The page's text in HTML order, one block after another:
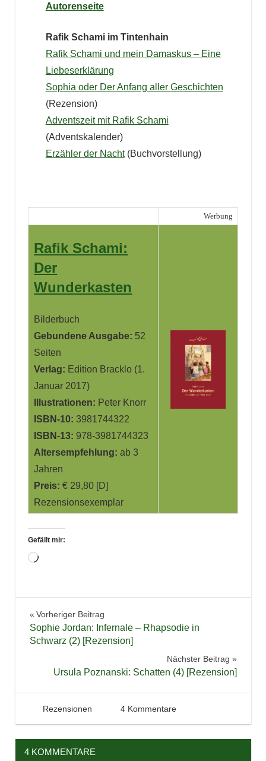
Autorenseite
Rafik Schami im Tintenhain
Rafik Schami und mein Damaskus – Eine
Liebeserklärung
Sophia oder Der Anfang aller Geschichten
(Rezension)
Adventszeit mit Rafik Schami
(Adventskalender)
Erzähler der Nacht(Buchvorstellung)
Werbung
Rafik Schami:
Der
Wunderkasten
Bilderbuch
Gebundene Ausgabe: 52
Seiten
Verlag: Edition Bracklo (1.
Januar 2017)
Illustrationen: Peter Knorr
ISBN-10: 3981744322
ISBN-13: 978-3981744323
Altersempfehlung: ab 3
Jahren
Preis: € 29,80 [D]
Rezensionsexemplar
Gefällt mir:
Wird
Buchtipps
Damaskus
Märchen
Rezension
Syrien
Beitragsnavigation
Vorheriger Beitrag
Sophie Jordan: Infernale – Rhapsodie in
Schwarz (2) [Rezension]
Nächster Beitrag
Ursula Poznanski: Schatten (4) [Rezension]
20. April 2017
Tintenhain
Rezensionen 4 Kommentare
4 KOMMENTARE